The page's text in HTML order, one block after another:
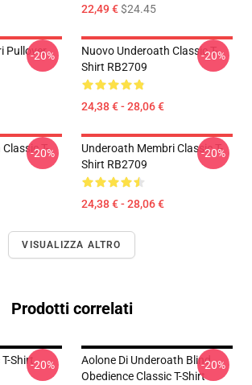
22,49 €$24.45
Pullover
-20%
Nuovo Underoath Classic T-
Shirt RB2709
24,38 € - 28,06 €
-20%
T-
-20%
Underoath Membri Classic T-
Shirt RB2709
24,38 € - 28,06 €
-20%
VISUALIZZA ALTRO
Prodotti correlati
Shirt-20%
Aolone Di Underoath Blind
Obedience Classic T-Shirt
-20%